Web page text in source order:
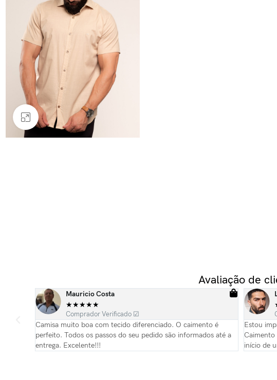
Clique para ampliar
Avaliação de
Mauricio Costa
★★★★★
Comprador Verificado ☑
Camisa muito boa com tecido diferenciado. O caimento é
perfeito. Todos os passos do seu pedido são informados até a
entrega. Excelente!!!
Estou
Caimento
início de